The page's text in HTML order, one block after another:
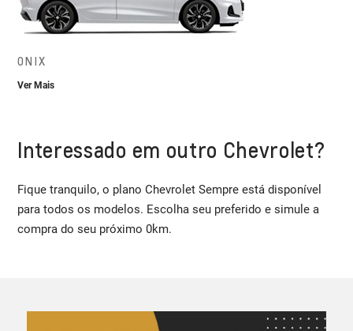
ONIX
Ver Mais
Interessado em outro Chevrolet?
Fique tranquilo, o plano Chevrolet Sempre está disponível
para todos os modelos. Escolha seu preferido e simule a
compra do seu próximo 0km.